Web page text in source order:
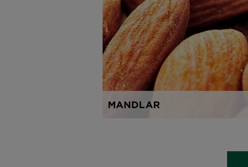
MANDLAR